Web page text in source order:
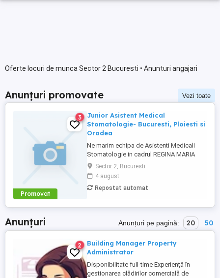
Oferte locuri de munca Sector 2 Bucuresti • Anunturi angajari
Anunțuri promovate Vezi toate
Promovat
3
Junior Asistent Medical
Stomatologie- Bucuresti, Ploiesti si
Oradea
Ne marim echipa de Asistenti Medicali
Stomatologie in cadrul REGINA MARIA
Dental Clinics! Avand alaturi tehnologie de
ultima generatie, colegii nostri ofera
ingrijire medicala de calitate pentru
sanatatea dentara a pacientilor, oferindu-
zambetul lor. Sa-ti povestim ...
Sector 2, Bucuresti
4 august
Repostat automat
Anunțuri Anunțuri pe pagină: 20 50
2
Building Manager Property
Administrator
Disponibilitate full-time Experiență în
gestionarea clădirilor comercială de